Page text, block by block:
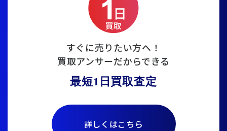
すぐに売りたい方へ！
買取アンサーだからできる
最短1日買取査定
詳しくはこちら